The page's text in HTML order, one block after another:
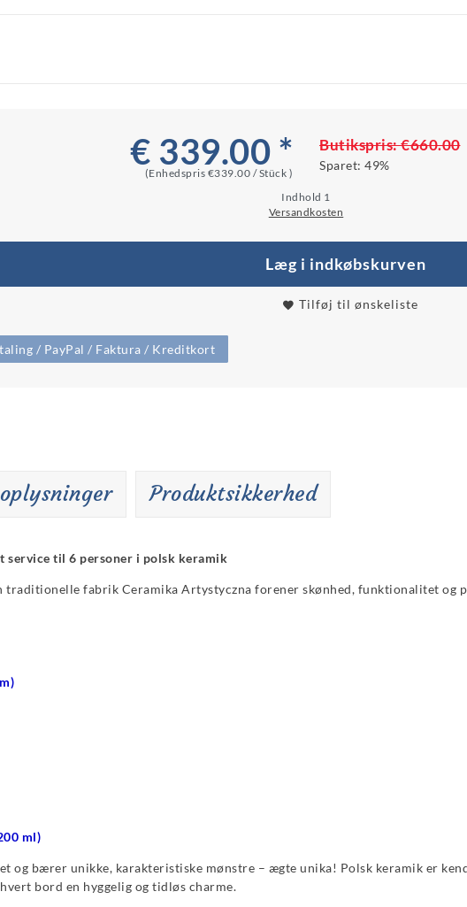
€ 339.00 *
(Enhedspris €339.00 / Stück )
Butikspris:€660.00
Sparet: 49%
Indhold 1
Versandkosten
Læg i indkøbskurven
Tilføj til ønskeliste
/ PayPal / Faktura / Kreditkort
Produktsikkerhed
service til 6 personer i polsk keramik
traditionelle fabrik Ceramika Artystyczna forener skønhed, funktionalitet og
ml)
og bærer unikke, karakteristiske mønstre – ægte unika! Polsk keramik er
bord en hyggelig og tidløs charme.